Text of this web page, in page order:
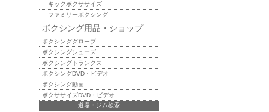
キックボクササイズ
ファミリーボクシング
ボクシング用品・ショップ
ボクシンググローブ
ボクシングシューズ
ボクシングトランクス
ボクシングDVD・ビデオ
ボクシング動画
ボクササイズDVD・ビデオ
道場・ジム検索